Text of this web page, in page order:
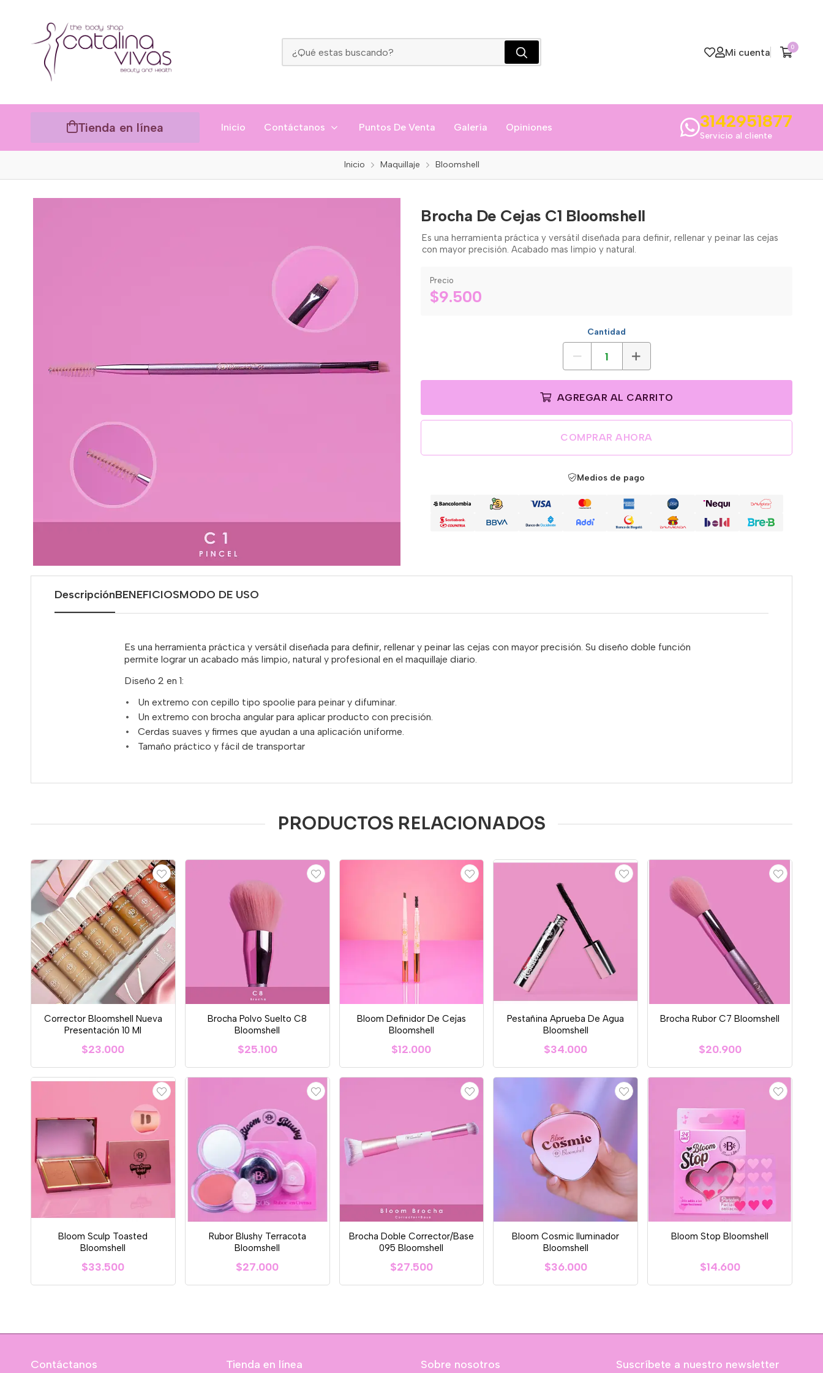
Mi cuenta 0
Tienda en línea Inicio Contáctanos Puntos De Venta Galería Opiniones 3142951877
Servicio al cliente
Inicio Maquillaje Bloomshell
Brocha De Cejas C1 Bloomshell
Es una herramienta práctica y versátil diseñada para definir, rellenar y peinar las cejas
con mayor precisión. Acabado mas limpio y natural.
Precio
$9.500
Cantidad
AGREGAR AL CARRITO
COMPRAR AHORA
Medios de pago
DescripciónBENEFICIOSMODO DE USO
Es una herramienta práctica y versátil diseñada para definir, rellenar y peinar las cejas con mayor precisión. Su diseño doble función
permite lograr un acabado más limpio, natural y profesional en el maquillaje diario.
Diseño 2 en 1:
Un extremo con cepillo tipo spoolie para peinar y difuminar.
Un extremo con brocha angular para aplicar producto con precisión.
Cerdas suaves y firmes que ayudan a una aplicación uniforme.
Tamaño práctico y fácil de transportar
PRODUCTOS RELACIONADOS
Corrector Bloomshell Nueva
Presentación 10 Ml
$23.000
Brocha Polvo Suelto C8
Bloomshell
$25.100
Bloom Definidor De Cejas
Bloomshell
$12.000
Pestañina Aprueba De Agua
Bloomshell
$34.000
Brocha Rubor C7 Bloomshell
$20.900
Bloom Sculp Toasted
Bloomshell
$33.500
Rubor Blushy Terracota
Bloomshell
$27.000
Brocha Doble Corrector/Base
095 Bloomshell
$27.500
Bloom Cosmic Iluminador
Bloomshell
$36.000
Bloom Stop Bloomshell
$14.600
Contáctanos Tienda en línea Sobre nosotros Suscríbete a nuestro newsletter